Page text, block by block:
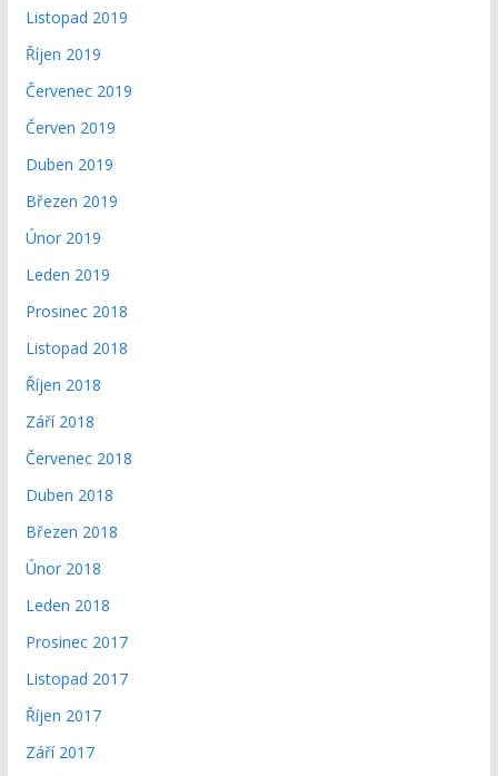
Listopad 2019
Říjen 2019
Červenec 2019
Červen 2019
Duben 2019
Březen 2019
Únor 2019
Leden 2019
Prosinec 2018
Listopad 2018
Říjen 2018
Září 2018
Červenec 2018
Duben 2018
Březen 2018
Únor 2018
Leden 2018
Prosinec 2017
Listopad 2017
Říjen 2017
Září 2017